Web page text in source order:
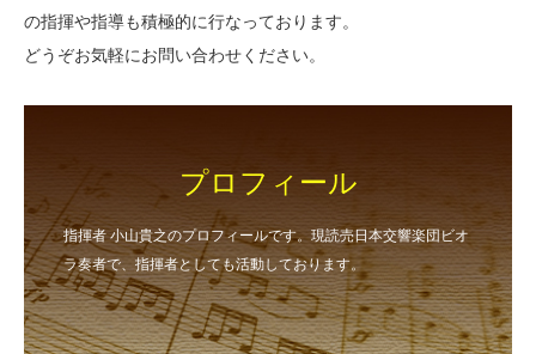
の指揮や指導も積極的に行なっております。
どうぞお気軽にお問い合わせください。
プロフィール
指揮者 小山貴之のプロフィールです。現読売日本交響楽団ビオ
ラ奏者で、指揮者としても活動しております。